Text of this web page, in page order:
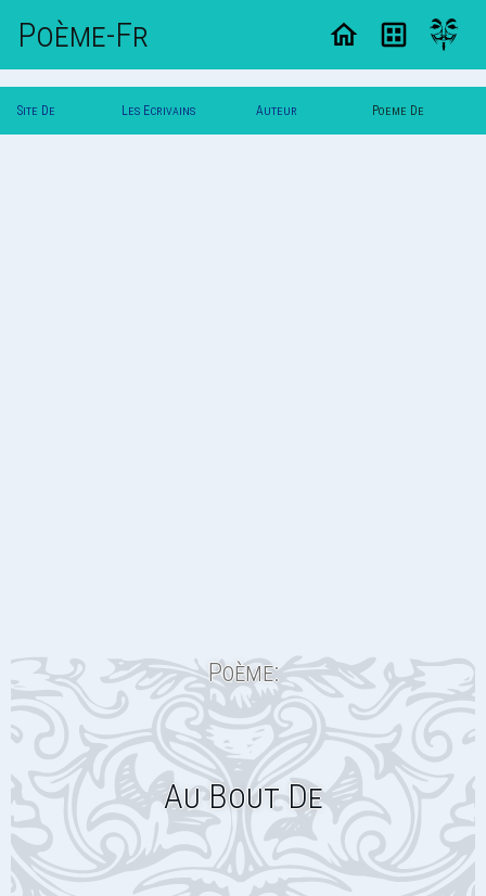
Poème-Fr
Site De Les Ecrivains Auteur Poeme De
Poème:
Au Bout De